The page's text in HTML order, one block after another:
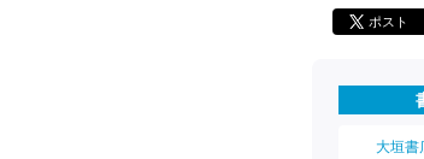
ポスト
大垣書